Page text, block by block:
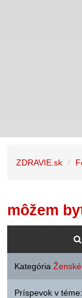
ZDRAVIE.sk
môžem
Kategória
Príspevok v téme: